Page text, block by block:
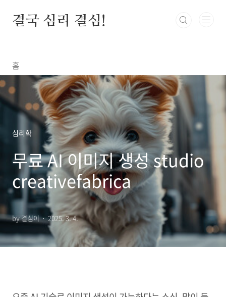
결국 심리 결심!
홈
심리학
무료 AI 이미지 생성 studio
creativefabrica
by 결심이 2025. 3. 4.